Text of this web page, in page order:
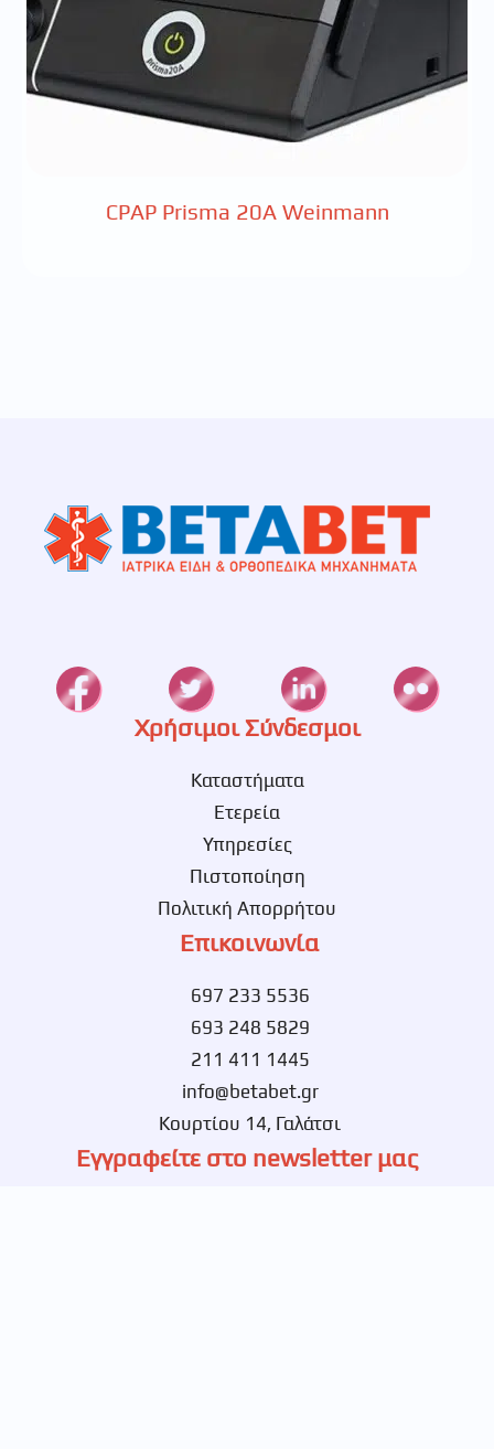
CPAP Prisma 20A Weinmann
Χρήσιμοι Σύνδεσμοι
Καταστήματα
Ετερεία
Υπηρεσίες
Πιστοποίηση
Πολιτική Απορρήτου
Επικοινωνία
697 233 5536
693 248 5829
211 411 1445
info@betabet.gr
Κουρτίου 14, Γαλάτσι
Εγγραφείτε στο newsletter μας